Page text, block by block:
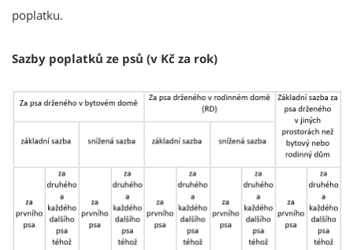
poplatku.
Sazby poplatků ze psů (v Kč za rok)